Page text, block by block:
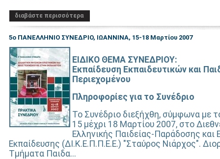
διαβάστε περισσότερα
5ο ΠΑΝΕΛΛΗΝΙΟ ΣΥΝΕΔΡΙΟ, ΙΩΑΝΝΙΝΑ, 15-18 Μαρτίου 2007
ΕΙΔΙΚΟ ΘΕΜΑ ΣΥΝΕΔΡΙΟΥ:
Εκπαίδευση Εκπαιδευτικών και
Περιεχομένου
Πληροφορίες για το Συνέδριο
Το Συνέδριο διεξήχθη, σύμφωνα με
15 μέχρι 18 Μαρτίου 2007, στο
Ελληνικής Παιδείας-Παράδοσης και
Εκπαίδευσης (ΔΙ.Κ.Ε.Π.Π.Ε.Ε.) "Σταύρος Νιάρχος".
Τμήματα Παιδα...